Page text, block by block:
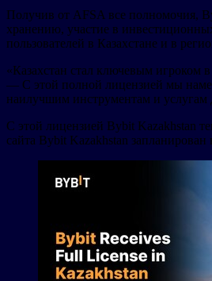
Получив от AFSA все полномочия,
хранению, участие в
пользователей в Казахстане и в
«Казахстан стал ключевым игроком
— С этой полной лицензией мы
наилучшим инструментам и услугам
С этой лицензией Bybit Kazakhstan
сайта Bybit Kazakhstan